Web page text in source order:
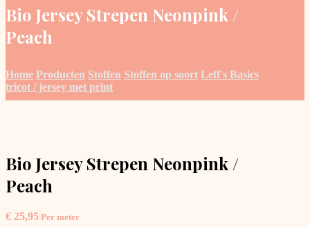
Bio Jersey Strepen Neonpink /
Peach
Home Producten Stoffen Stoffen op soort Leff's Basics
tricot / jersey met print
Bio Jersey Strepen Neonpink /
Peach
€ 25,95 Per meter